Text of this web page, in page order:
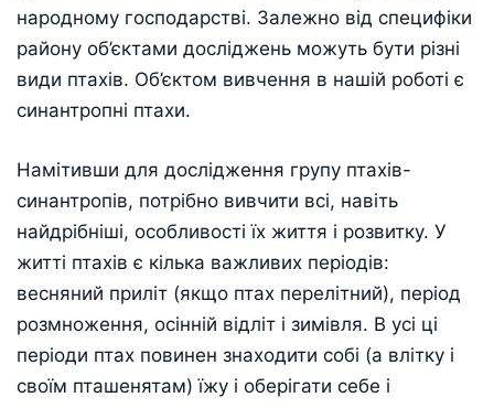
народному господарстві. Залежно від специфіки
району об’єктами досліджень можуть бути різні
види птахів. Об’єктом вивчення в нашій роботі є
синантропні птахи.
Намітивши для дослідження групу птахів-
синантропів, потрібно вивчити всі, навіть
найдрібніші, особливості їх життя і розвитку. У
житті птахів є кілька важливих періодів:
весняний приліт (якщо птах перелітний), період
розмноження, осінній відліт і зимівля. В усі ці
періоди птах повинен знаходити собі (а влітку і
своїм пташенятам) їжу і оберігати себе і